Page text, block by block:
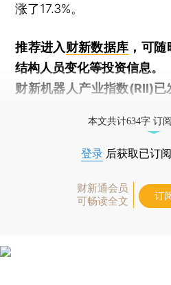
涨了17.3%。
推荐进入财新数据库 ，可
结构人员变化等投资信息。
财新机器人产业指数(RII)已
本文共计634字 订
登录 后获取已订
财新通会员
可畅读全文
订